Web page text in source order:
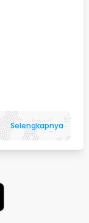
Selengkapnya